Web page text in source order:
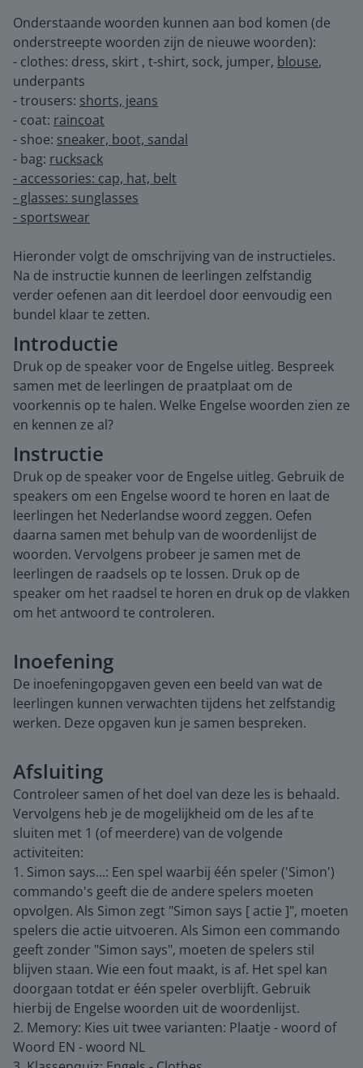
Onderstaande woorden kunnen aan bod komen (de
onderstreepte woorden zijn de nieuwe woorden):
- clothes: dress, skirt , t-shirt, sock, jumper, blouse,
underpants
- trousers: shorts, jeans
- coat: raincoat
- shoe: sneaker, boot, sandal
- bag: rucksack
- accessories: cap, hat, belt
- glasses: sunglasses
- sportswear
Hieronder volgt de omschrijving van de instructieles.
Na de instructie kunnen de leerlingen zelfstandig
verder oefenen aan dit leerdoel door eenvoudig een
bundel klaar te zetten.
Introductie
Druk op de speaker voor de Engelse uitleg. Bespreek
samen met de leerlingen de praatplaat om de
voorkennis op te halen. Welke Engelse woorden zien ze
en kennen ze al?
Instructie
Druk op de speaker voor de Engelse uitleg. Gebruik de
speakers om een Engelse woord te horen en laat de
leerlingen het Nederlandse woord zeggen. Oefen
daarna samen met behulp van de woordenlijst de
woorden. Vervolgens probeer je samen met de
leerlingen de raadsels op te lossen. Druk op de
speaker om het raadsel te horen en druk op de vlakken
om het antwoord te controleren.
Inoefening
De inoefeningopgaven geven een beeld van wat de
leerlingen kunnen verwachten tijdens het zelfstandig
werken. Deze opgaven kun je samen bespreken.
Afsluiting
Controleer samen of het doel van deze les is behaald.
Vervolgens heb je de mogelijkheid om de les af te
sluiten met 1 (of meerdere) van de volgende
activiteiten:
1. Simon says...: Een spel waarbij één speler ('Simon')
commando's geeft die de andere spelers moeten
opvolgen. Als Simon zegt "Simon says [ actie ]", moeten
spelers die actie uitvoeren. Als Simon een commando
geeft zonder "Simon says", moeten de spelers stil
blijven staan. Wie een fout maakt, is af. Het spel kan
doorgaan totdat er één speler overblijft. Gebruik
hierbij de Engelse woorden uit de woordenlijst.
2. Memory: Kies uit twee varianten: Plaatje - woord of
Woord EN - woord NL